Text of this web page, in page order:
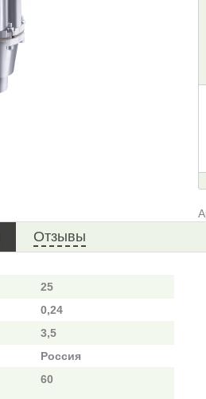
Отзывы
25
0,24
3,5
Россия
60